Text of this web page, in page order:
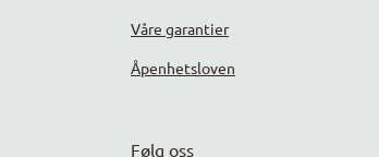
Våre garantier
Åpenhetsloven
Følg oss